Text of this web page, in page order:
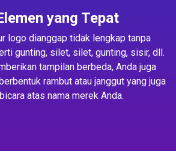
yang Tepat
logo dianggap tidak lengkap tanpa
gunting, silet, silet, gunting, sisir, dll.
tampilan berbeda, Anda juga
rambut atau janggut yang juga
atas nama merek Anda.